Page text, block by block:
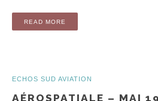
READ MORE
ECHOS SUD AVIATION
AÉROSPATIALE – MAI